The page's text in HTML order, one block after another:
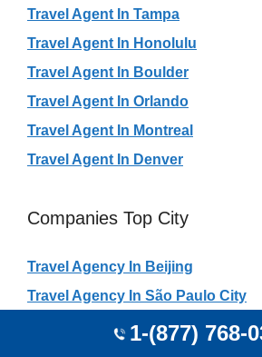
Travel Agent In Tampa
Travel Agent In Honolulu
Travel Agent In Boulder
Travel Agent In Orlando
Travel Agent In Montreal
Travel Agent In Denver
Companies Top City
Travel Agency In Beijing
Travel Agency In São Paulo City
Travel Agency In Rio De Janeiro
1-(877) 768-